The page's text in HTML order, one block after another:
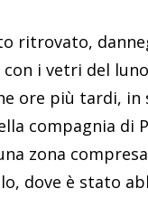
ritrovato,
con i vetri del
ore più tardi, in
compagnia di
zona
dove è stato